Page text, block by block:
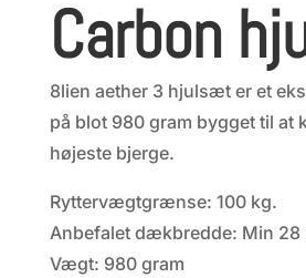
Carbon
8lien aether 3 hjulsæt er et
på blot 980 gram bygget til at
højeste bjerge.
Ryttervægtgrænse: 100 kg.
Anbefalet dækbredde: Min 28
Vægt: 980 gram